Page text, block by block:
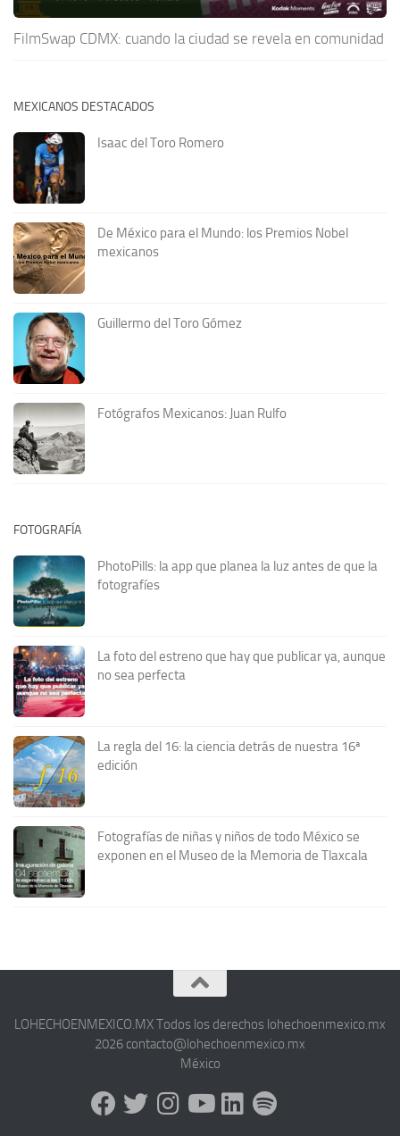
FilmSwap CDMX: cuando la ciudad se revela en comunidad
MEXICANOS DESTACADOS
Isaac del Toro Romero
De México para el Mundo: los Premios Nobel
mexicanos
Guillermo del Toro Gómez
Fotógrafos Mexicanos: Juan Rulfo
FOTOGRAFÍA
PhotoPills: la app que planea la luz antes de que la
fotografíes
La foto del estreno que hay que publicar ya, aunque
no sea perfecta
La regla del 16: la ciencia detrás de nuestra 16ª
edición
Fotografías de niñas y niños de todo México se
exponen en el Museo de la Memoria de Tlaxcala
LOHECHOENMEXICO.MX Todos los derechos lohechoenmexico.mx
2026 contacto@lohechoenmexico.mx
México